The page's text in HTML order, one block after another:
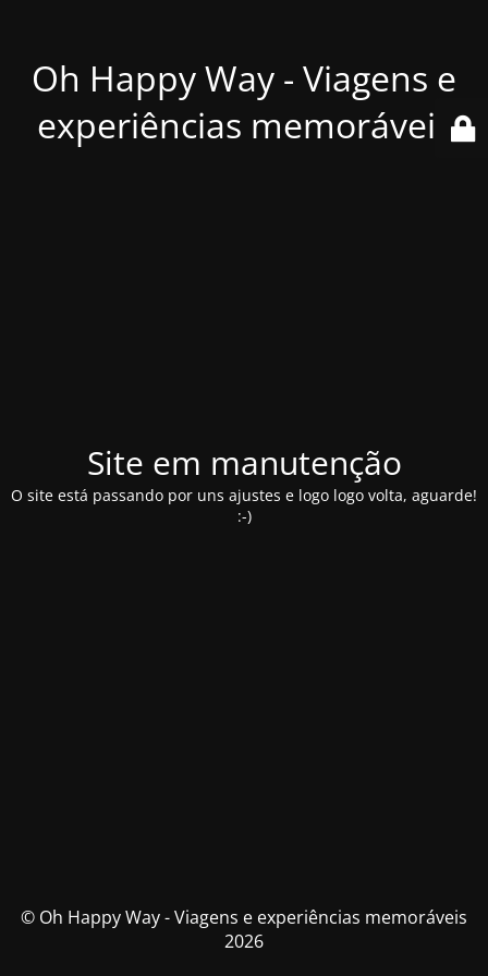
Oh Happy Way - Viagens e
experiências memoráveis
Site em manutenção
O site está passando por uns ajustes e logo logo volta, aguarde!
:-)
© Oh Happy Way - Viagens e experiências memoráveis
2026